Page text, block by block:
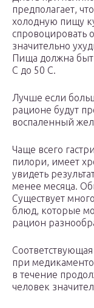
предполагает,
холодную пищу
спровоцировать
значительно
Пища должна
С до 50 С.
Лучше если
рационе будут
воспаленный
Чаще всего
пилори, имеет
увидеть
менее месяца.
Существует
блюд, которые
рацион
при
в течение
человек